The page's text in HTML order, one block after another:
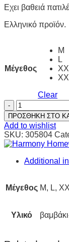
Εχει βαθειά
Ελληνικό προϊόν.
Μέγεθος
M
L
Clear
ΜΟΝΟΧΡΩΜΟ
ΝΥΧΤΙΚΟ
MAGENDA
quantity
ΠΡΟΣΘΗΚΗ ΣΤΟ
Add to wishlist
SKU: 305804
Additional
Μέγεθος M, L,
Υλικό